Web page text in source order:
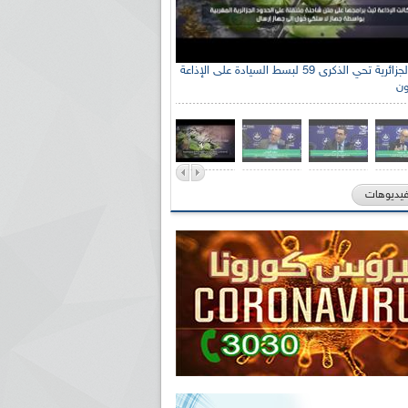
الإذاعة الجزائرية تحي الذكرى 59 لبسط السيادة على الإذاعة